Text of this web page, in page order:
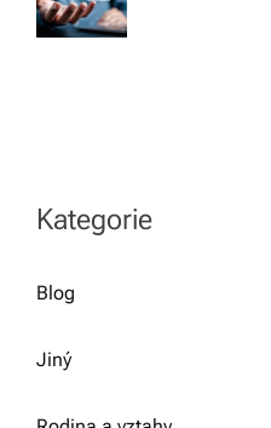
Kategorie
Blog
Jiný